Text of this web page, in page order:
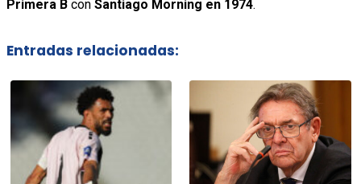
Primera Bcon Santiago Morning en 1974.
Entradas relacionadas: